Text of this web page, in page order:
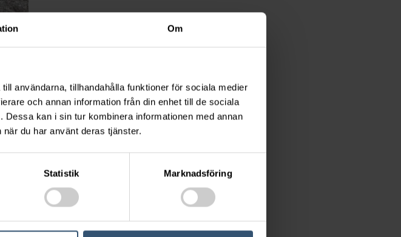
Om
användarna, tillhandahålla funktioner för sociala medier
och annan information från din enhet till de sociala
kan i sin tur kombinera informationen med annan
du har använt deras tjänster.
Statistik Marknadsföring
i er e-postadress adress i fältet nedan.